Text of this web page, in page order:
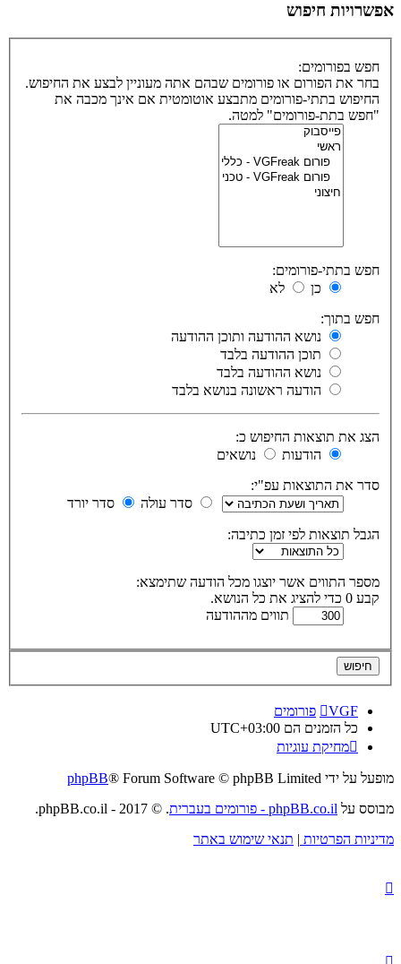
אפשרויות חיפוש
חפש בפורומים:
בחר את הפורום או פורומים שבהם אתה מעוניין לבצע את החיפוש.
החיפוש בתתי-פורומים מתבצע אוטומטית אם אינך מכבה את
"חפש בתת-פורומים" למטה.
חפש בתתי-פורומים:
כן
לא
חפש בתוך:
נושא ההודעה ותוכן ההודעה
תוכן ההודעה בלבד
נושא ההודעה בלבד
הודעה ראשונה בנושא בלבד
הצג את תוצאות החיפוש כ:
הודעות
נושאים
סדר את התוצאות עפ"י:
סדר עולה
סדר יורד
הגבל תוצאות לפי זמן כתיבה:
מספר התווים אשר יוצגו מכל הודעה שתימצא:
קבע 0 כדי להציג את כל הנושא.
תווים מההודעה
VGF
פורומים
כל הזמנים הם UTC+03:00
מחיקת עוגיות
מופעל על ידי phpBB® Forum Software © phpBB Limited
מבוסס על phpBB.co.il - פורומים בעברית
. © 2017 - phpBB.co.il.
מדיניות הפרטיות | תנאי שימוש באתר